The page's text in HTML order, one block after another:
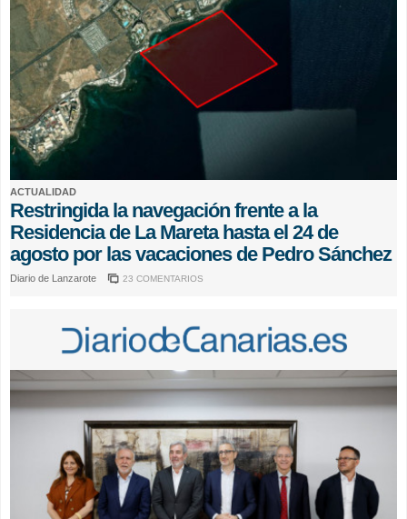
ACTUALIDAD
Restringida la navegación frente a la
Residencia de La Mareta hasta el 24 de
agosto por las vacaciones de Pedro Sánchez
Diario de Lanzarote 23 COMENTARIOS